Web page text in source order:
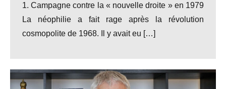
1. Campagne contre la « nouvelle droite » en 1979
La néophilie a fait rage après la révolution
cosmopolite de 1968. Il y avait eu […]